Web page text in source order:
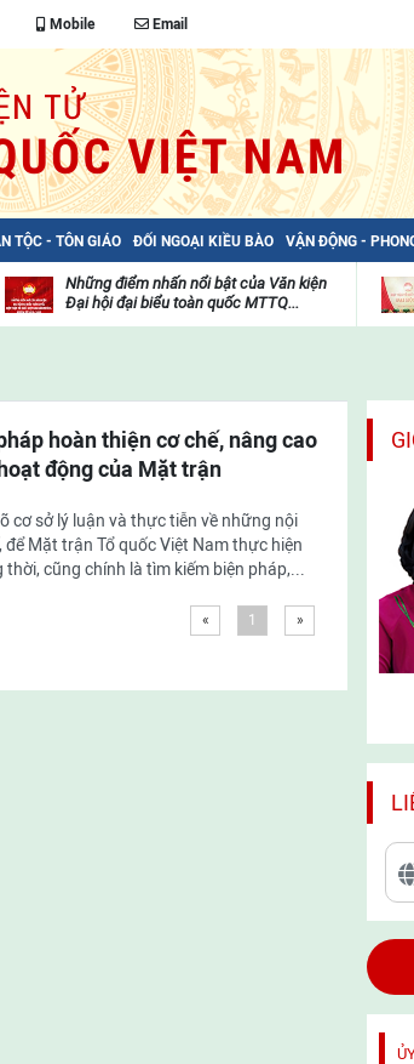
Mobile Email
TỘC - TÔN GIÁO ĐỐI NGOẠI KIỀU BÀO VẬN ĐỘNG -
Những điểm nhấn nổi bật của Văn kiện
Đại hội đại biểu toàn quốc MTTQ...
mặt
trận
hoàn thiện cơ chế, nâng cao
động của Mặt trận
cơ sở lý luận và thực tiễn về những nội
Mặt trận Tổ quốc Việt Nam thực hiện
cũng chính là tìm kiếm biện pháp,...
« 1 »